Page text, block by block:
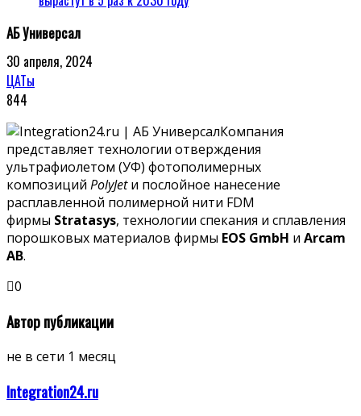
АБ Универсал
30 апреля, 2024
ЦАТы
844
Компания
представляет технологии отверждения
ультрафиолетом (УФ) фотополимерных
композиций PolyJetи послойное нанесение
расплавленной полимерной нити FDM
фирмы Stratasys, технологии спекания и сплавления
порошковых материалов фирмы EOS GmbH и Arcam
AB.
0
Автор публикации
не в сети 1 месяц
Integration24.ru